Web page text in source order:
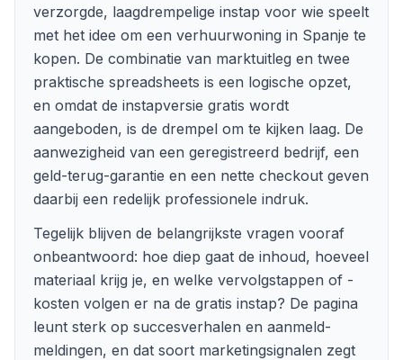
verzorgde, laagdrempelige instap voor wie speelt
met het idee om een verhuurwoning in Spanje te
kopen. De combinatie van marktuitleg en twee
praktische spreadsheets is een logische opzet,
en omdat de instapversie gratis wordt
aangeboden, is de drempel om te kijken laag. De
aanwezigheid van een geregistreerd bedrijf, een
geld-terug-garantie en een nette checkout geven
daarbij een redelijk professionele indruk.
Tegelijk blijven de belangrijkste vragen vooraf
onbeantwoord: hoe diep gaat de inhoud, hoeveel
materiaal krijg je, en welke vervolgstappen of -
kosten volgen er na de gratis instap? De pagina
leunt sterk op succesverhalen en aanmeld-
meldingen, en dat soort marketingsignalen zegt